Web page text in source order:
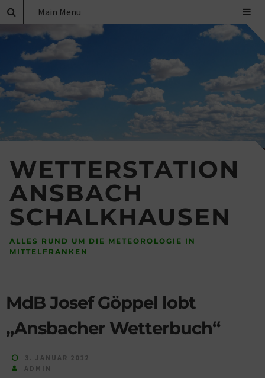
WETTERSTATION
ANSBACH
SCHALKHAUSEN
ALLES RUND UM DIE METEOROLOGIE IN
MITTELFRANKEN
Main Menu
MdB Josef Göppel lobt
„Ansbacher Wetterbuch“
3. JANUAR 2012
ADMIN